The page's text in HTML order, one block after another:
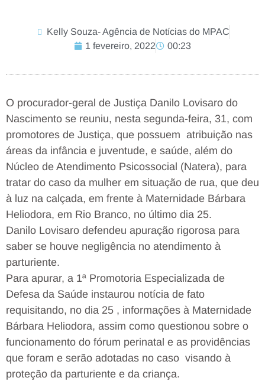
Kelly Souza- Agência de Notícias do MPAC
1 fevereiro, 2022
00:23
O procurador-geral de Justiça Danilo Lovisaro do
Nascimento se reuniu, nesta segunda-feira, 31, com
promotores de Justiça, que possuem atribuição nas
áreas da infância e juventude, e saúde, além do
Núcleo de Atendimento Psicossocial (Natera), para
tratar do caso da mulher em situação de rua, que deu
à luz na calçada, em frente à Maternidade Bárbara
Heliodora, em Rio Branco, no último dia 25.
Danilo Lovisaro defendeu apuração rigorosa para
saber se houve negligência no atendimento à
parturiente.
Para apurar, a 1ª Promotoria Especializada de
Defesa da Saúde instaurou notícia de fato
requisitando, no dia 25 , informações à Maternidade
Bárbara Heliodora, assim como questionou sobre o
funcionamento do fórum perinatal e as providências
que foram e serão adotadas no caso visando à
proteção da parturiente e da criança.